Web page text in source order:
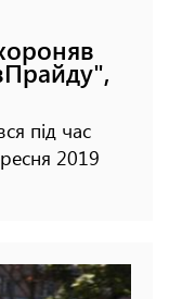
під час
2019